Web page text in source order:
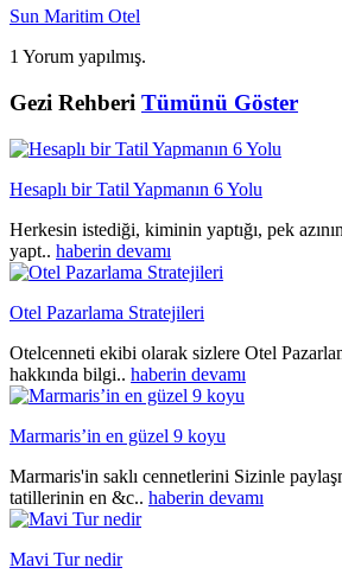
Sun Maritim Otel
1 Yorum yapılmış.
Gezi Rehberi Tümünü Göster
Hesaplı bir Tatil Yapmanın 6 Yolu
Herkesin istediği, kiminin yaptığı, pek
yapt.. haberin devamı
Otel Pazarlama Stratejileri
Otelcenneti ekibi olarak sizlere Otel
hakkında bilgi.. haberin devamı
Marmaris’in en güzel 9 koyu
Marmaris'in saklı cennetlerini Sizinle
tatillerinin en &c.. haberin devamı
Mavi Tur nedir